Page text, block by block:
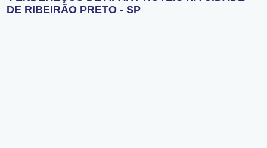
DE RIBEIRÃO PRETO - SP